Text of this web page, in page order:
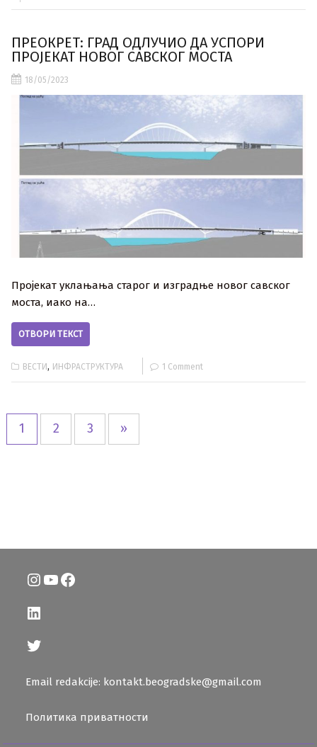
ПРЕОКРЕТ: ГРАД ОДЛУЧИО ДА УСПОРИ
ПРОЈЕКАТ НОВОГ САВСКОГ МОСТА
18/05/2023
Пројекат уклањања старог и изградње новог савског
моста, иако на…
ОТВОРИ ТЕКСТ
ВЕСТИ, ИНФРАСТРУКТУРА 1 Comment
1 2 3 »
Instagram
YouTube
Facebook
LinkedIn
Twitter
Email redakcije: kontakt.beogradske@gmail.com
Политика приватности